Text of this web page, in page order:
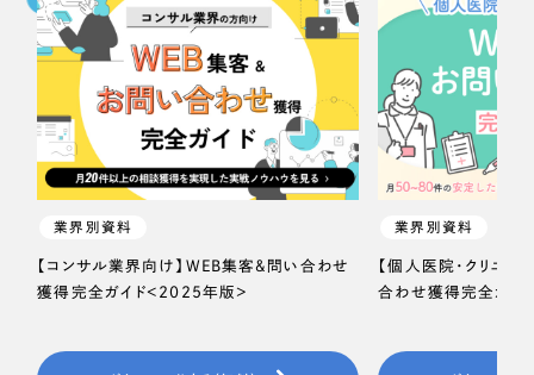
業界別資料
【コンサル業界向け】WEB集客＆問い合わせ
獲得完全ガイド＜2025年版＞
業界別資料
【個人医院・クリニッ
合わせ獲得完全ガイ